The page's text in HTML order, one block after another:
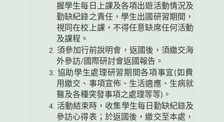
握學生每日上課及各項出遊活動情況及
勤缺紀錄之責任，學生出國研習期間，
視同在校上課，不得任意缺席任何活動
及課程。
須參加行前說明會，返國後，須繳交海
外參訪/國際研討會返國報告。
協助學生處理研習期間各項事宜(如費
用繳交、事項宣佈、生活適應、生病就
醫及各種突發事項之處理等等)。
活動結束時，收集學生每日勤缺紀錄及
參訪心得表；於返國後，繳交至本處，